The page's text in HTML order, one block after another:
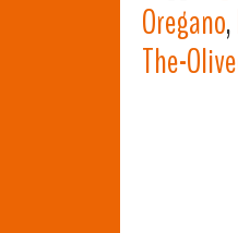
Oregano,
The-